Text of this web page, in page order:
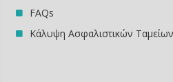
FAQs
Κάλυψη Ασφαλιστικών Ταμείων